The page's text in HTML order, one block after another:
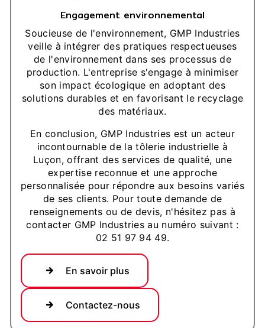
Engagement environnemental
Soucieuse de l'environnement, GMP Industries
veille à intégrer des pratiques respectueuses
de l'environnement dans ses processus de
production. L'entreprise s'engage à minimiser
son impact écologique en adoptant des
solutions durables et en favorisant le recyclage
des matériaux.
En conclusion, GMP Industries est un acteur
incontournable de la tôlerie industrielle à
Luçon, offrant des services de qualité, une
expertise reconnue et une approche
personnalisée pour répondre aux besoins variés
de ses clients. Pour toute demande de
renseignements ou de devis, n'hésitez pas à
contacter GMP Industries au numéro suivant :
02 51 97 94 49.
En savoir plus
Contactez-nous